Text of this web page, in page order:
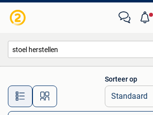
Alle afstanden…
Sorteer op